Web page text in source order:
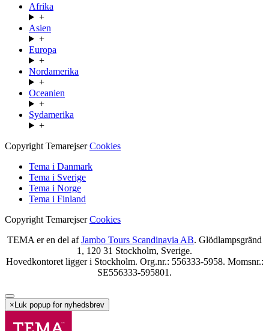
Afrika
+
Asien
+
Europa
+
Nordamerika
+
Oceanien
+
Sydamerika
+
Copyright TemarejserCookies
Tema i Danmark
Tema i Sverige
Tema i Norge
Tema i Finland
Copyright TemarejserCookies
TEMA er en del afJambo Tours Scandinavia AB. Glödlampsgränd
1, 120 31 Stockholm, Sverige.
Hovedkontoret ligger i Stockholm. Org.nr.: 556333-5958. Momsnr.:
SE556333-595801.
× Luk popup for nyhedsbrev